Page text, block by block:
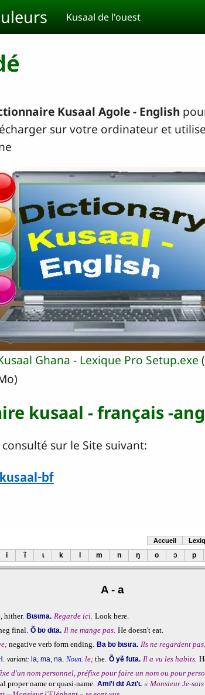
Kusaal de l'ouest
Kusaal Agole - English
sur votre ordinateur et
Ghana - Lexique Pro Setup.exe
kusaal - français -
sur le Site suivant:
bf